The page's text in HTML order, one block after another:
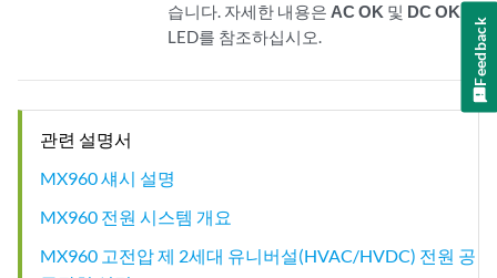
습니다. 자세한 내용은 AC OK 및 DC OK
LED를 참조하십시오.
관련 설명서
MX960 섀시 설명
MX960 전원 시스템 개요
MX960 고전압 제 2세대 유니버설(HVAC/HVDC) 전원 공
Feedback